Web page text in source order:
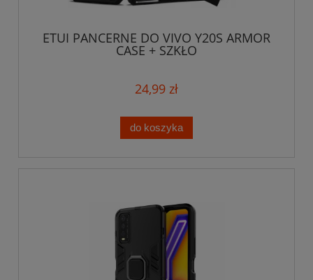
ETUI PANCERNE DO VIVO Y20S ARMOR
CASE + SZKŁO
24,99 zł
do koszyka